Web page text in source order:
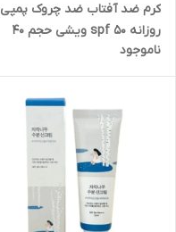
کرم ضد آفتاب ضد چروک پمپی
روزانه spf 50 ویشی حجم 40
میل
ناموجود